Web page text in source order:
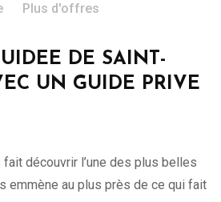
Plus d'offres
DE SAINT-
UN GUIDE PRIVE
découvrir l’une des plus belles
emmène au plus près de ce qui fait